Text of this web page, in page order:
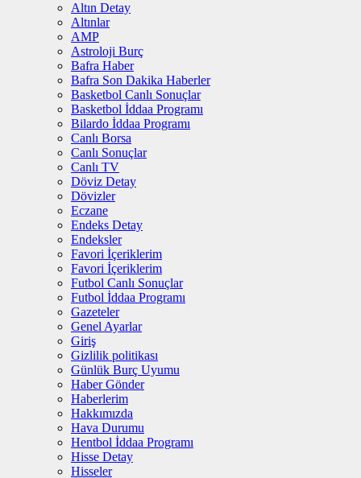
Altın Detay
Altınlar
AMP
Astroloji Burç
Bafra Haber
Bafra Son Dakika Haberler
Basketbol Canlı Sonuçlar
Basketbol İddaa Programı
Bilardo İddaa Programı
Canlı Borsa
Canlı Sonuçlar
Canlı TV
Döviz Detay
Dövizler
Eczane
Endeks Detay
Endeksler
Favori İçeriklerim
Favori İçeriklerim
Futbol Canlı Sonuçlar
Futbol İddaa Programı
Gazeteler
Genel Ayarlar
Giriş
Gizlilik politikası
Günlük Burç Uyumu
Haber Gönder
Haberlerim
Hakkımızda
Hava Durumu
Hentbol İddaa Programı
Hisse Detay
Hisseler